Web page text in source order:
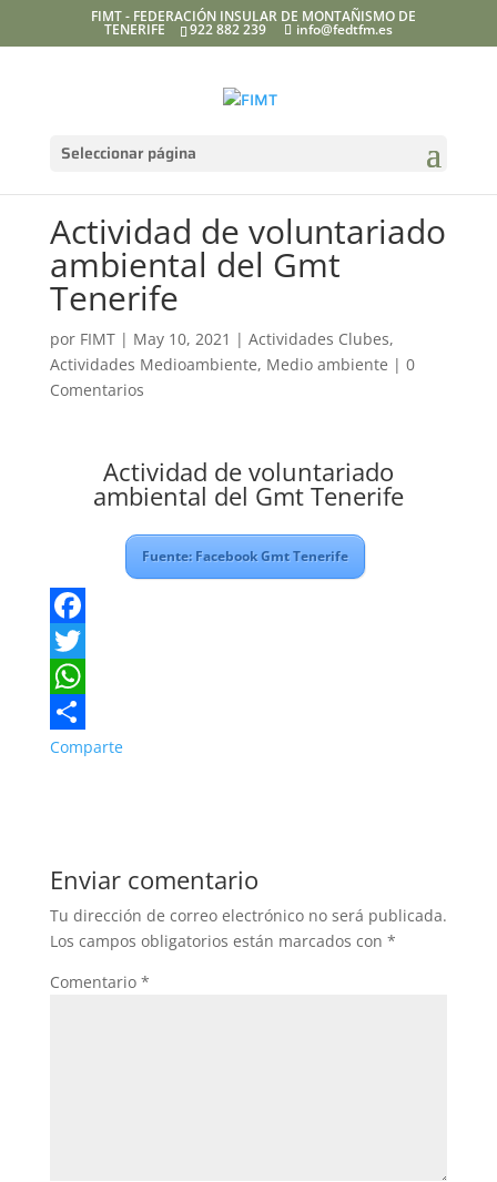
FIMT - FEDERACIÓN INSULAR DE MONTAÑISMO DE
TENERIFE 922 882 239 info@fedtfm.es
Seleccionar página
Actividad de voluntariado
ambiental del Gmt
Tenerife
por FIMT| May 10, 2021 | Actividades Clubes,
Actividades Medioambiente, Medio ambiente | 0
Comentarios
Actividad de voluntariado
ambiental del Gmt Tenerife
Fuente: Facebook Gmt Tenerife
F
a
c
e
k
T
w
i
r
W
h
A
p
Comparte
Enviar comentario
Tu dirección de correo electrónico no será publicada.
Los campos obligatorios están marcados con *
Comentario *